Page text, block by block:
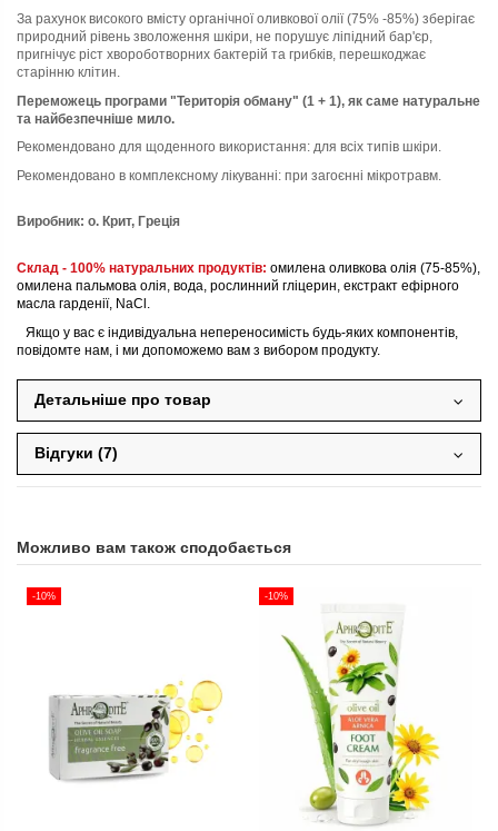
За рахунок високого вмісту органічної оливкової олії (75% -85%) зберігає
природний рівень зволоження шкіри, не порушує ліпідний бар'єр,
пригнічує ріст хвороботворних бактерій та грибків, перешкоджає
старінню клітин.
Переможець програми "Територія обману" (1 + 1), як саме натуральне
та найбезпечніше мило.
Рекомендовано для щоденного використання: для всіх типів шкіри.
Рекомендовано в комплексному лікуванні: при загоєнні мікротравм.
Виробник: о. Крит, Греція
Склад - 100% натуральних продуктів: омилена оливкова олія (75-85%),
омилена пальмова олія, вода, рослинний гліцерин, екстракт ефірного
масла гарденії, NaCl.
Якщо у вас є індивідуальна непереносимість будь-яких компонентів,
повідомте нам, і ми допоможемо вам з вибором продукту.
Детальніше про товар
Відгуки (7)
Можливо вам також сподобається
-10% -10%